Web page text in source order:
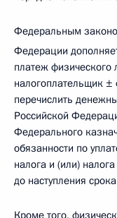
Федеральным
Федерации
платеж физического
налогоплательщик
перечислить
Российской
Федерального
обязанности по
налога и (или)
до наступления
Кроме того,